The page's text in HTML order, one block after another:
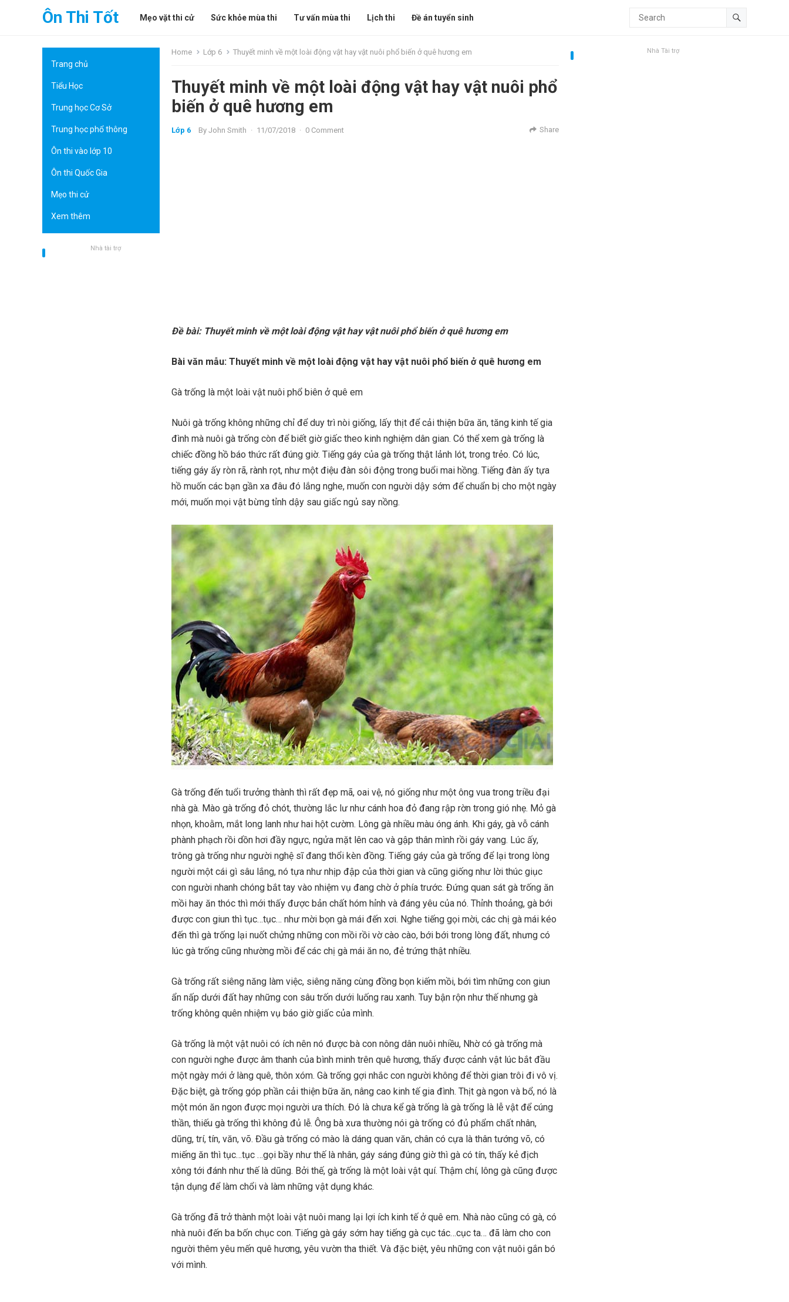
Ôn Thi Tốt Mẹo vặt thi cử Sức khỏe mùa thi Tư vấn mùa thi Lịch thi Đề án tuyển sinh
Trang chủ
Tiểu Học
Trung học Cơ Sở
Trung học phổ thông
Ôn thi vào lớp 10
Ôn thi Quốc Gia
Mẹo thi cử
Xem thêm
Nhà tài trợ
Home Lớp 6 Thuyết minh về một loài động vật hay vật nuôi phổ biến ở quê hương em
Thuyết minh về một loài động vật hay vật nuôi phổ
biến ở quê hương em
Lớp 6 By John Smith · 11/07/2018 · 0 Comment Share
Đề bài: Thuyết minh về một loài động vật hay vật nuôi phổ biến ở quê hương em
Bài văn mẫu: Thuyết minh về một loài động vật hay vật nuôi phổ biến ở quê hương em
Gà trống là một loài vật nuôi phổ biên ở quê em
Nuôi gà trống không những chỉ để duy trì nòi giống, lấy thịt để cải thiện bữa ăn, tăng kinh tế gia
đình mà nuôi gà trống còn để biết giờ giấc theo kinh nghiệm dân gian. Có thể xem gà trống là
chiếc đồng hồ báo thức rất đúng giờ. Tiếng gáy của gà trống thật lảnh lót, trong trẻo. Có lúc,
tiếng gáy ấy ròn rã, rành rọt, như một điệu đàn sôi động trong buổi mai hồng. Tiếng đàn ấy tựa
hồ muốn các bạn gần xa đâu đó lắng nghe, muốn con người dậy sớm để chuẩn bị cho một ngày
mới, muốn mọi vật bừng tỉnh dậy sau giấc ngủ say nồng.
Gà trống đến tuổi trưởng thành thì rất đẹp mã, oai vệ, nó giống như một ông vua trong triều đại
nhà gà. Mào gà trống đỏ chót, thường lắc lư như cánh hoa đỏ đang rập rờn trong gió nhẹ. Mỏ gà
nhọn, khoằm, mắt long lanh như hai hột cườm. Lông gà nhiều màu óng ánh. Khi gáy, gà vỗ cánh
phành phạch rồi dồn hơi đầy ngực, ngửa mặt lên cao và gập thân mình rồi gáy vang. Lúc ấy,
trông gà trống như người nghệ sĩ đang thổi kèn đồng. Tiếng gáy của gà trống để lại trong lòng
người một cái gì sâu lắng, nó tựa như nhịp đập của thời gian và cũng giống như lời thúc giục
con người nhanh chóng bắt tay vào nhiệm vụ đang chờ ở phía trước. Đứng quan sát gà trống ăn
mồi hay ăn thóc thì mới thấy được bản chất hóm hỉnh và đáng yêu của nó. Thỉnh thoảng, gà bới
được con giun thì tục…tục… như mời bọn gà mái đến xơi. Nghe tiếng gọi mời, các chị gà mái kéo
đến thì gà trống lại nuốt chửng những con mồi rồi vờ cào cào, bới bới trong lòng đất, nhưng có
lúc gà trống cũng nhường mồi để các chị gà mái ăn no, đẻ trứng thật nhiều.
Gà trống rất siêng năng làm việc, siêng năng cùng đồng bọn kiếm mồi, bới tìm những con giun
ẩn nấp dưới đất hay những con sâu trốn dưới luống rau xanh. Tuy bận rộn như thế nhưng gà
trống không quên nhiệm vụ báo giờ giấc của mình.
Gà trống là một vật nuôi có ích nên nó được bà con nông dân nuôi nhiều, Nhờ có gà trống mà
con người nghe được âm thanh của bình minh trên quê hương, thấy được cảnh vật lúc bắt đầu
một ngày mới ở làng quê, thôn xóm. Gà trống gợi nhắc con người không để thời gian trôi đi vô vị.
Đặc biệt, gà trống góp phần cải thiện bữa ăn, nâng cao kinh tế gia đình. Thịt gà ngon và bổ, nó là
một món ăn ngon được mọi người ưa thích. Đó là chưa kể gà trống là gà trống là lễ vật để cúng
thần, thiếu gà trống thì không đủ lễ. Ông bà xưa thường nói gà trống có đủ phẩm chất nhân,
dũng, trí, tín, văn, võ. Đầu gà trống có mào là dáng quan văn, chân có cựa là thân tướng võ, có
miếng ăn thì tục…tục …gọi bầy như thế là nhân, gáy sáng đúng giờ thì gà có tín, thấy kẻ địch
xông tới đánh như thế là dũng. Bởi thế, gà trống là một loài vật quí. Thậm chí, lông gà cũng được
tận dụng để làm chổi và làm những vật dụng khác.
Gà trống đã trở thành một loài vật nuôi mang lại lợi ích kinh tế ở quê em. Nhà nào cũng có gà, có
nhà nuôi đến ba bốn chục con. Tiếng gà gáy sớm hay tiếng gà cục tác…cục ta… đã làm cho con
người thêm yêu mến quê hương, yêu vườn tha thiết. Và đặc biệt, yêu những con vật nuôi gắn bó
với mình.
Nhà Tài trợ